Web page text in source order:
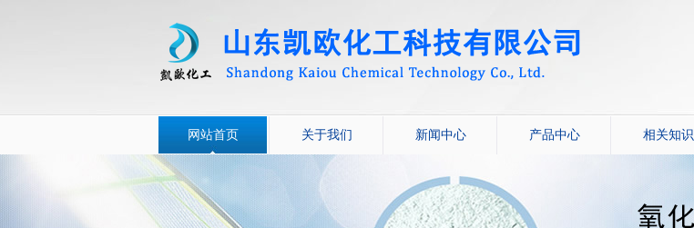
网站首页 关于我们 新闻中心 产品中心 相关知识